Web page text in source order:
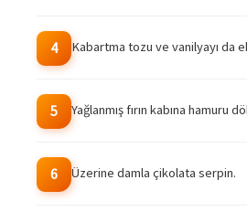
4 Kabartma tozu ve vanilyayı da
5 Yağlanmış fırın kabına hamuru
6 Üzerine damla çikolata serpin.